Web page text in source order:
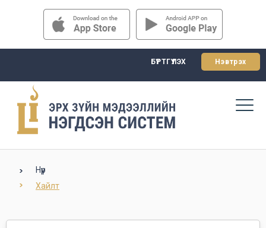
БҮРТГҮҮЛЭХ Нэвтрэх
Нүүр
Хайлт